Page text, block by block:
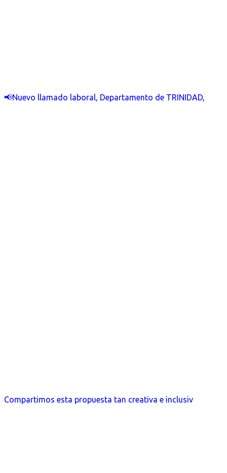
📢Nuevo llamado laboral, Departamento de TRINIDAD,
Compartimos esta propuesta tan creativa e inclusiv